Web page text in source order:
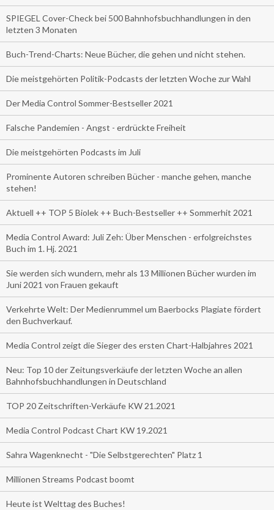
SPIEGEL Cover-Check bei 500 Bahnhofsbuchhandlungen in den
letzten 3 Monaten
Buch-Trend-Charts: Neue Bücher, die gehen und nicht stehen.
Die meistgehörten Politik-Podcasts der letzten Woche zur Wahl
Der Media Control Sommer-Bestseller 2021
Falsche Pandemien - Angst - erdrückte Freiheit
Die meistgehörten Podcasts im Juli
Prominente Autoren schreiben Bücher - manche gehen, manche
stehen!
Aktuell ++ TOP 5 Biolek ++ Buch-Bestseller ++ Sommerhit 2021
Media Control Award: Juli Zeh: Über Menschen - erfolgreichstes
Buch im 1. Hj. 2021
Sie werden sich wundern, mehr als 13 Millionen Bücher wurden im
Juni 2021 von Frauen gekauft
Verkehrte Welt: Der Medienrummel um Baerbocks Plagiate fördert
den Buchverkauf.
Media Control zeigt die Sieger des ersten Chart-Halbjahres 2021
Neu: Top 10 der Zeitungsverkäufe der letzten Woche an allen
Bahnhofsbuchhandlungen in Deutschland
TOP 20 Zeitschriften-Verkäufe KW 21.2021
Media Control Podcast Chart KW 19.2021
Sahra Wagenknecht - "Die Selbstgerechten" Platz 1
Millionen Streams Podcast boomt
Heute ist Welttag des Buches!